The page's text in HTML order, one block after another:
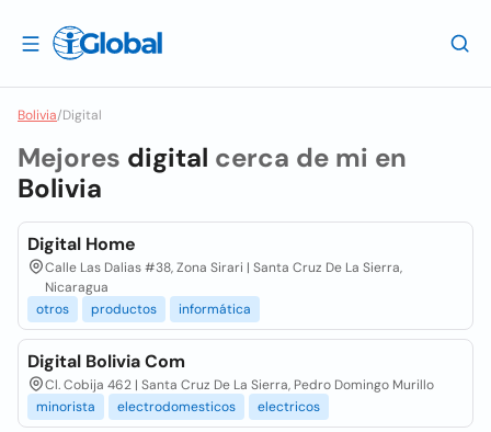
Bolivia/Digital
Mejores digital cerca de mi en
Bolivia
Digital Home
Calle Las Dalias #38, Zona Sirari | Santa Cruz De La Sierra,
Nicaragua
otros
productos informática
Digital Bolivia Com
Cl. Cobija 462 | Santa Cruz De La Sierra, Pedro Domingo Murillo
minorista
electrodomesticos electricos